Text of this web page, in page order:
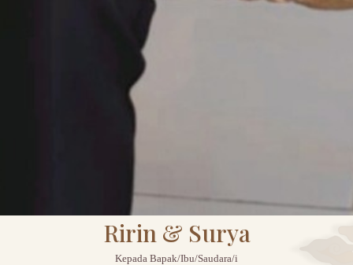
Ririn & Surya
Kepada Bapak/Ibu/Saudara/i